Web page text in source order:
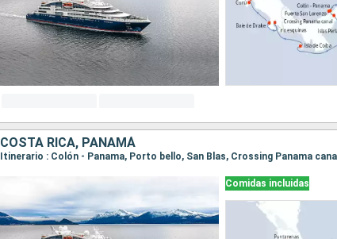
COSTA RICA, PANAMÁ
Comidas incluidas